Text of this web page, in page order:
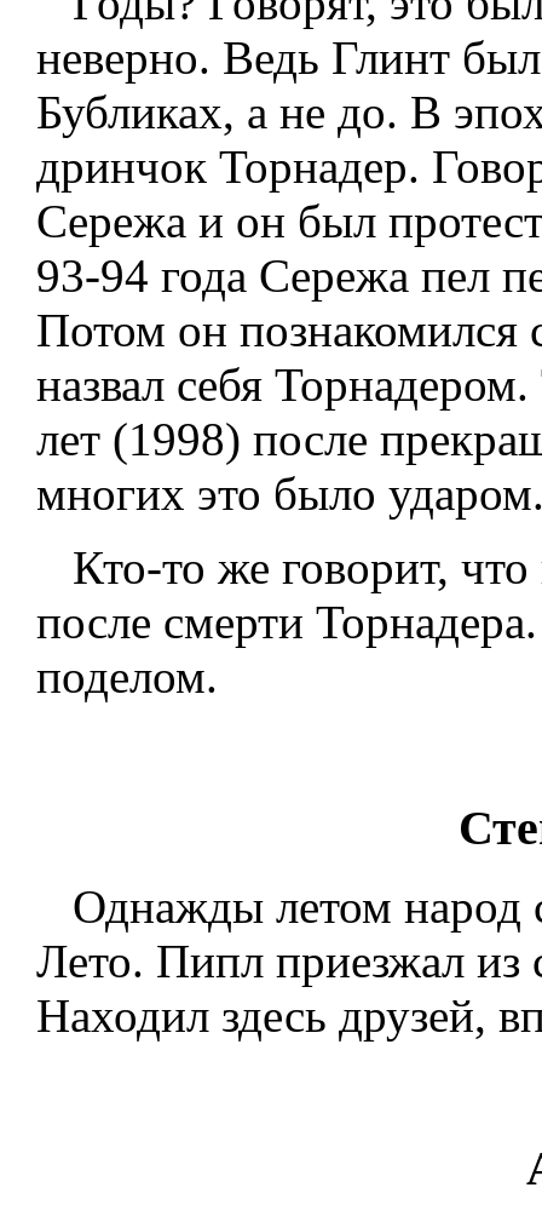
неверно. Ведь Глинт
Бубликах, а не до. В
дринчок Торнадер.
Сережа и он был
93-94 года Сережа пел
Потом он познакомился
назвал себя
лет (1998) после
многих это было
Кто-то же говорит, что
после смерти
поделом.
Однажды летом народ
Лето. Пипл приезжал из
Находил здесь друзей,